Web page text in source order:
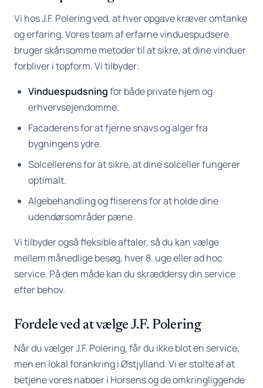
Vi hos J.F. Polering ved, at hver opgave kræver omtanke
og erfaring. Vores team af erfarne vinduespudsere
bruger skånsomme metoder til at sikre, at dine vinduer
forbliver i topform. Vi tilbyder:
Vinduespudsningfor både private hjem og
erhvervsejendomme.
Facaderens for at fjerne snavs og alger fra
bygningens ydre.
Solcellerens for at sikre, at dine solceller fungerer
optimalt.
Algebehandling og fliserens for at holde dine
udendørsområder pæne.
Vi tilbyder også fleksible aftaler, så du kan vælge
mellem månedlige besøg, hver 8. uge eller ad hoc
service. På den måde kan du skræddersy din service
efter behov.
Fordele ved at vælge J.F. Polering
Når du vælger J.F. Polering, får du ikke blot en service,
men en lokal forankring i Østjylland. Vi er stolte af at
betjene vores naboer i Horsens og de omkringliggende